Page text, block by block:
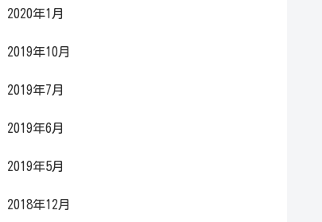
2020年1月
2019年10月
2019年7月
2019年6月
2019年5月
2018年12月